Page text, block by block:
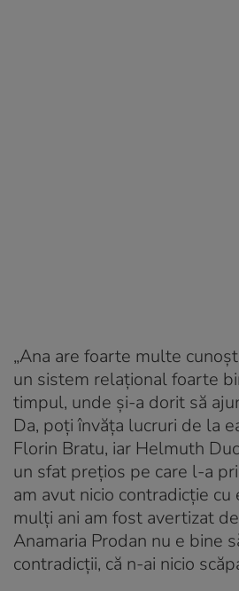
„Ana are foarte multe
un sistem relațional foarte
timpul, unde și-a dorit să
Da, poți învăța lucruri de la
Florin Bratu, iar Helmuth
un sfat prețios pe care l-a
am avut nicio contradicție cu
mulți ani am fost avertizat de
Anamaria Prodan nu e bine
contradicții, că n-ai nicio